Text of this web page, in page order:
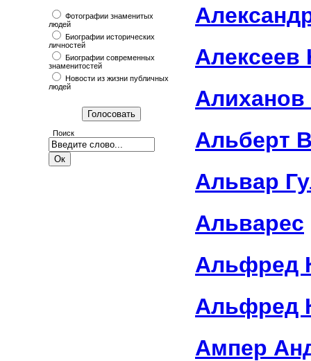
Фотографии знаменитых
людей
Биографии исторических
личностей
Биографии современных
знаменитостей
Новости из жизни публичных
людей
Поиск
Алексеев
Альберт
Альвар
Альварес
Альфред
Альфред
Ампер